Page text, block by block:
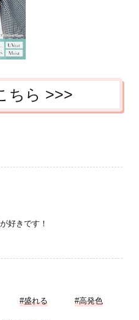
ちら >>>
好きです！
#盛れる #高発色